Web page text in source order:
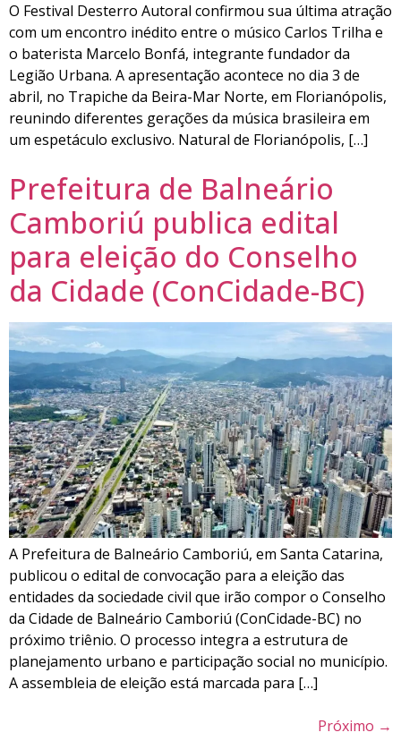
O Festival Desterro Autoral confirmou sua última atração
com um encontro inédito entre o músico Carlos Trilha e
o baterista Marcelo Bonfá, integrante fundador da
Legião Urbana. A apresentação acontece no dia 3 de
abril, no Trapiche da Beira-Mar Norte, em Florianópolis,
reunindo diferentes gerações da música brasileira em
um espetáculo exclusivo. Natural de Florianópolis, […]
Prefeitura de Balneário
Camboriú publica edital
para eleição do Conselho
da Cidade (ConCidade-BC)
A Prefeitura de Balneário Camboriú, em Santa Catarina,
publicou o edital de convocação para a eleição das
entidades da sociedade civil que irão compor o Conselho
da Cidade de Balneário Camboriú (ConCidade-BC) no
próximo triênio. O processo integra a estrutura de
planejamento urbano e participação social no município.
A assembleia de eleição está marcada para […]
Próximo →